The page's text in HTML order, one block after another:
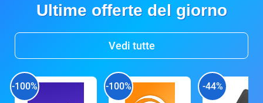
Ultime offerte del giorno
Vedi tutte
-100% -100% -44%